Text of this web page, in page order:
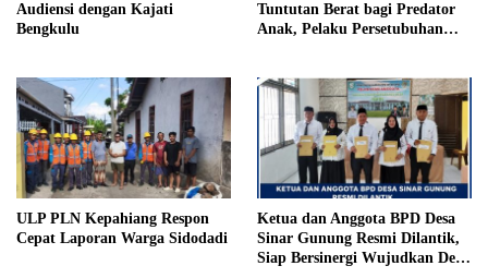
Audiensi dengan Kajati
Bengkulu
Tuntutan Berat bagi Predator
Anak, Pelaku Persetubuhan
Penjara
ULP PLN Kepahiang Respon
Cepat Laporan Warga Sidodadi
Ketua dan Anggota BPD Desa
Sinar Gunung Resmi Dilantik,
Siap Bersinergi Wujudkan Desa